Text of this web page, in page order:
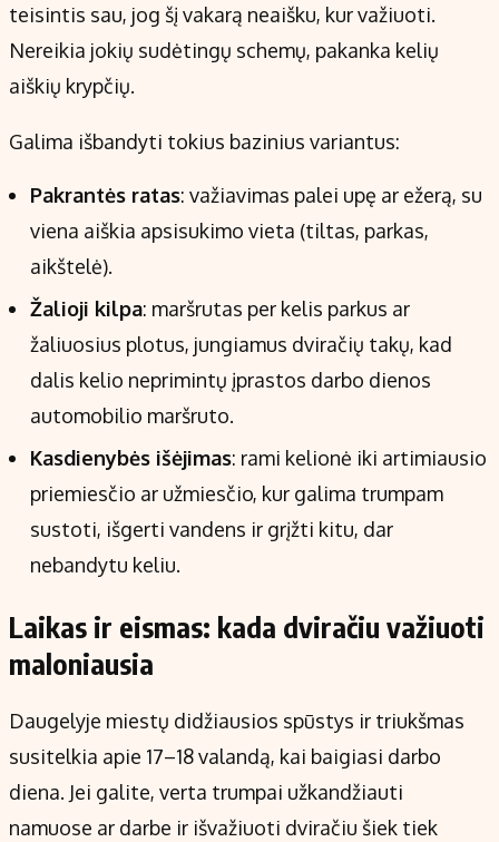
teisintis sau, jog šį vakarą neaišku, kur važiuoti.
Nereikia jokių sudėtingų schemų, pakanka kelių
aiškių krypčių.
Galima išbandyti tokius bazinius variantus:
Pakrantės ratas: važiavimas palei upę ar ežerą, su
viena aiškia apsisukimo vieta (tiltas, parkas,
aikštelė).
Žalioji kilpa: maršrutas per kelis parkus ar
žaliuosius plotus, jungiamus dviračių takų, kad
dalis kelio neprimintų įprastos darbo dienos
automobilio maršruto.
Kasdienybės išėjimas: rami kelionė iki artimiausio
priemiesčio ar užmiesčio, kur galima trumpam
sustoti, išgerti vandens ir grįžti kitu, dar
nebandytu keliu.
Laikas ir eismas: kada dviračiu važiuoti
maloniausia
Daugelyje miestų didžiausios spūstys ir triukšmas
susitelkia apie 17–18 valandą, kai baigiasi darbo
diena. Jei galite, verta trumpai užkandžiauti
namuose ar darbe ir išvažiuoti dviračiu šiek tiek